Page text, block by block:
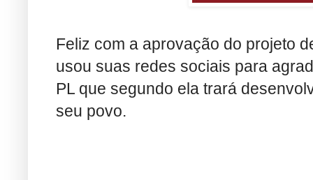
Feliz com a aprovação do projeto
usou suas redes sociais para
PL que segundo ela trará
seu povo.